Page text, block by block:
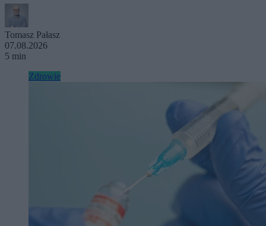
Tomasz Pałasz
07.08.2026
5 min
Zdrowie